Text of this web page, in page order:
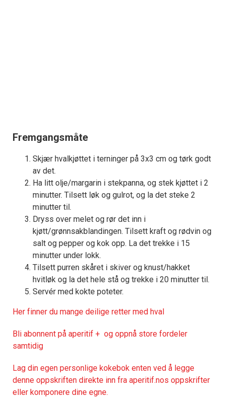
Fremgangsmåte
Skjær hvalkjøttet i terninger på 3x3 cm og tørk godt
av det.
Ha litt olje/margarin i stekpanna, og stek kjøttet i 2
minutter. Tilsett løk og gulrot, og la det steke 2
minutter til.
Dryss over melet og rør det inn i
kjøtt/grønnsakblandingen. Tilsett kraft og rødvin og
salt og pepper og kok opp. La det trekke i 15
minutter under lokk.
Tilsett purren skåret i skiver og knust/hakket
hvitløk og la det hele stå og trekke i 20 minutter til.
Servér med kokte poteter.
Her finner du mange deilige retter med hval
Bli abonnent på aperitif + og oppnå store fordeler
samtidig
Lag din egen personlige kokebok enten ved å legge
denne oppskriften direkte inn fra aperitif.nos oppskrifter
eller komponere dine egne.